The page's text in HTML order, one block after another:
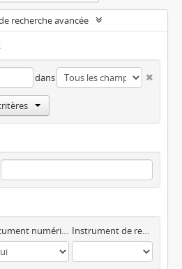
recherche avancée
dans
Document numérique disponible Instrument de recherche